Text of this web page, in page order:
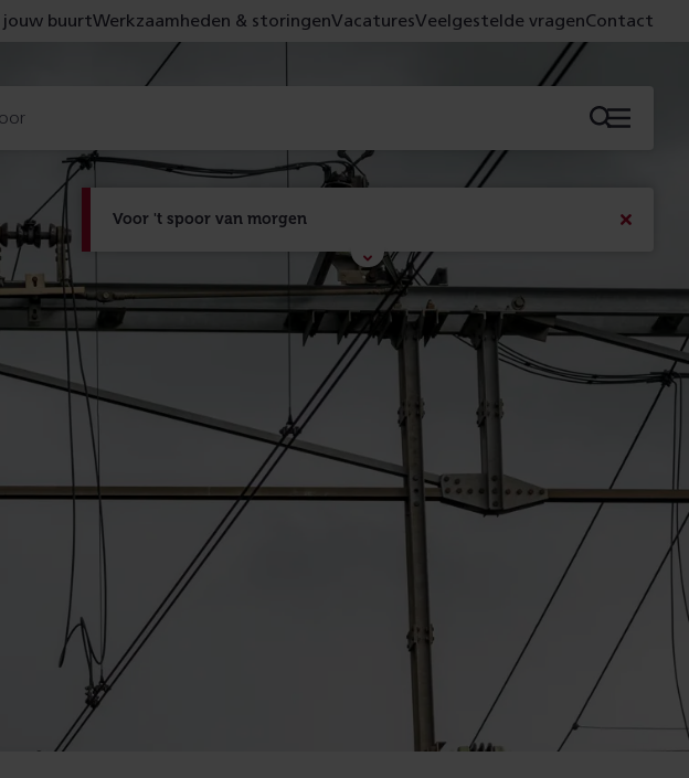
Voor 't spoor van morgen
Met de campagne 'Voor 't spoor naar morgen' laten
we zien wat er vandaag gebeurt en wat dat -
figuurlijk gezien - morgen oplevert.
Lees meer
jouw buurtWerkzaamheden & storingenVacaturesVeelgestelde vragenContact
Menu